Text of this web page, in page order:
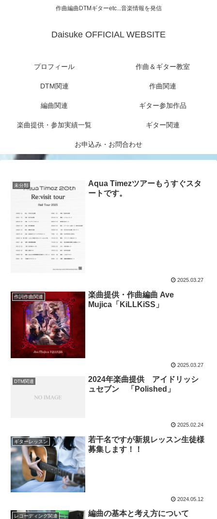
作曲編曲DTMギターetc...音楽情報を発信
Daisuke OFFICIAL WEBSITE
プロフィール 作曲＆ギター教室
DTM関連 作曲関連
編曲関連 ギター参加作品
楽曲提供・参加実績一覧 ギター関連
お申込み・お問合わせ
未分類
Aqua Timezツアーもうすぐスタ
ートです。
2025.03.27
作詞作曲関連
楽曲提供・作曲編曲 Ave
Mujica「KiLLKiSS」
2025.03.27
DTM関連
2024年楽曲提供 アイドリッシ
ュセブン 「Polished」
2025.02.24
ギターレッスン
若干名ですが新規レッスン生徒様
募集します！！
2024.05.12
レコーディング関連 編曲の基本と考え方について